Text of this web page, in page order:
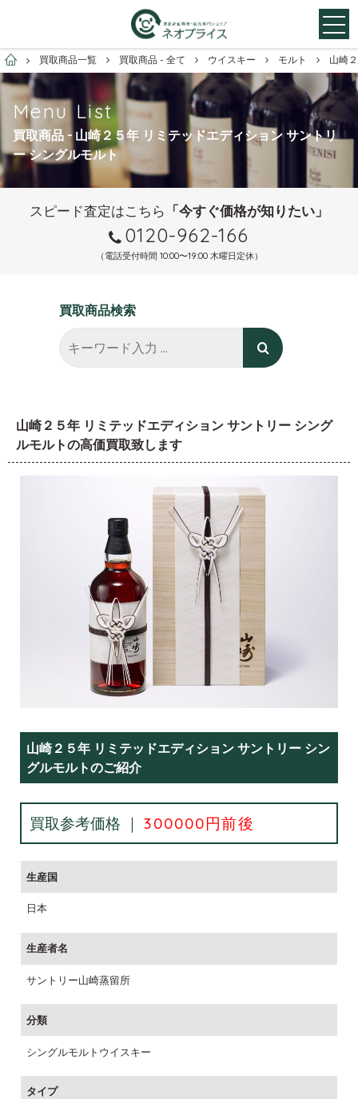
お酒買取専門店ネオプライス
買取商品一覧 買取商品 - 全て ウイスキー モルト 山崎
Menu List
買取商品 - 山崎２５年 リミテッドエディション サントリ
ー シングルモルト
スピード査定はこちら 「今すぐ価格が知りたい」
0120-962-166
（電話受付時間 10:00〜19:00 木曜日定休）
買取商品検索
山崎２５年 リミテッドエディション サントリー シング
ルモルトの高価買取致します
山崎２５年 リミテッドエディション サントリー シン
グルモルトのご紹介
買取参考価格 ｜ 300000円前後
生産国
日本
生産者名
サントリー山崎蒸留所
分類
シングルモルトウイスキー
タイプ